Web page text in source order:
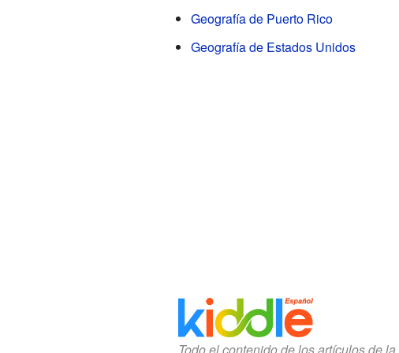
Geografía de Puerto Rico
Geografía de Estados Unidos